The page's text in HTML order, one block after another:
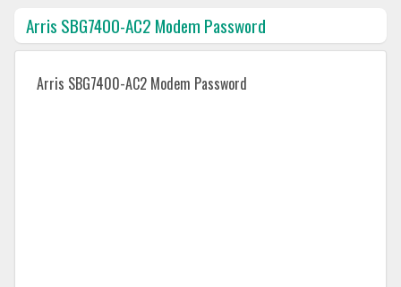
Arris SBG7400-AC2 Modem Password
Arris SBG7400-AC2 Modem Password